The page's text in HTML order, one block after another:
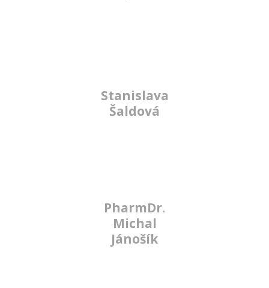
Stanislava
Šaldová
PharmDr.
Michal
Jánošík